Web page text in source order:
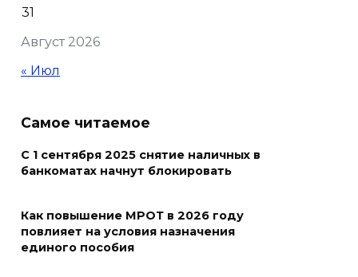
2000 жителей бесплатно
осваивают новые профессии
тысяч детей: в Ростовской
области продолжается
07 августа 2026 18:30
Август 2026
31
« Июл
Самое читаемое
С 1 сентября 2025 снятие наличных в
банкоматах начнут блокировать
Как повышение МРОТ в 2026 году
повлияет на условия назначения
единого пособия